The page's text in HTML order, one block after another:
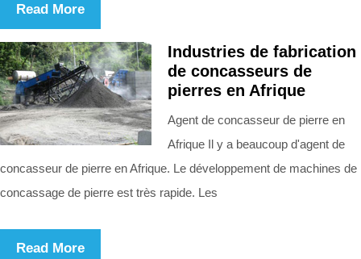
Read More
Industries de fabrication
de concasseurs de
pierres en Afrique
Agent de concasseur de pierre en
Afrique Il y a beaucoup d'agent de
concasseur de pierre en Afrique. Le développement de machines de
concassage de pierre est très rapide. Les
Read More